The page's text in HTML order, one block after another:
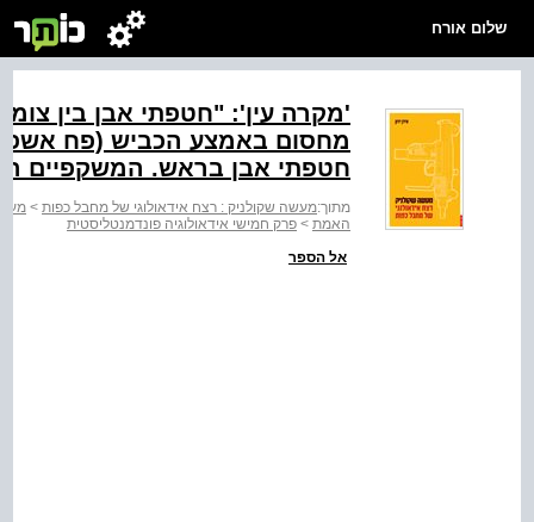
שלום אורח
'מקרה עין': "חטפתי אבן בין
מחסום באמצע הכביש (פח אשפה).
חטפתי אבן בראש. המשקפיים
מתוך:מעשה שקולניק : רצח אידאולוגי של מחבל כפות >
האמת > פרק חמישי אידאולוגיה פונדמנטליסטית
אל הספר